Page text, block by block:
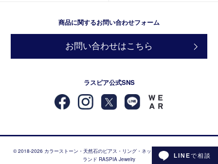
LINEで相談
商品に関するお問い合わせフォーム
お問い合わせはこちら
ラスピア公式SNS
© 2018-2026 カラーストーン・天然石のピアス・リング・ネックレスなどジュエリーブ
ランド RASPIA Jewelry